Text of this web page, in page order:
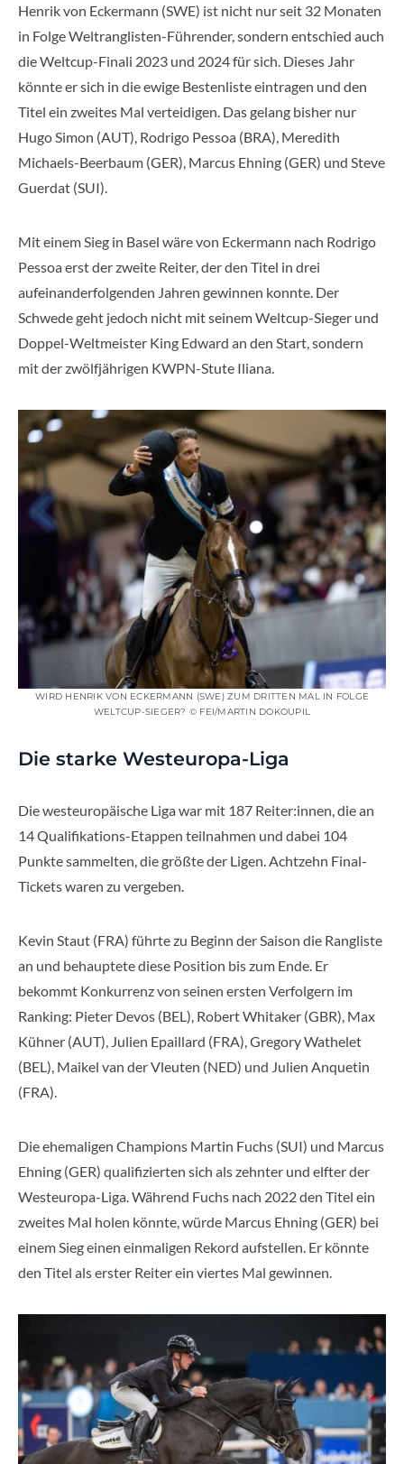
Henrik von Eckermann (SWE) ist nicht nur seit 32 Monaten
in Folge Weltranglisten-Führender, sondern entschied auch
die Weltcup-Finali 2023 und 2024 für sich. Dieses Jahr
könnte er sich in die ewige Bestenliste eintragen und den
Titel ein zweites Mal verteidigen. Das gelang bisher nur
Hugo Simon (AUT), Rodrigo Pessoa (BRA), Meredith
Michaels-Beerbaum (GER), Marcus Ehning (GER) und Steve
Guerdat (SUI).
Mit einem Sieg in Basel wäre von Eckermann nach Rodrigo
Pessoa erst der zweite Reiter, der den Titel in drei
aufeinanderfolgenden Jahren gewinnen konnte. Der
Schwede geht jedoch nicht mit seinem Weltcup-Sieger und
Doppel-Weltmeister King Edward an den Start, sondern
mit der zwölfjährigen KWPN-Stute Iliana.
WIRD HENRIK VON ECKERMANN (SWE) ZUM DRITTEN MAL IN FOLGE
WELTCUP-SIEGER? © FEI/MARTIN DOKOUPIL
Die starke Westeuropa-Liga
Die westeuropäische Liga war mit 187 Reiter:innen, die an
14 Qualifikations-Etappen teilnahmen und dabei 104
Punkte sammelten, die größte der Ligen. Achtzehn Final-
Tickets waren zu vergeben.
Kevin Staut (FRA) führte zu Beginn der Saison die Rangliste
an und behauptete diese Position bis zum Ende. Er
bekommt Konkurrenz von seinen ersten Verfolgern im
Ranking: Pieter Devos (BEL), Robert Whitaker (GBR), Max
Kühner (AUT), Julien Epaillard (FRA), Gregory Wathelet
(BEL), Maikel van der Vleuten (NED) und Julien Anquetin
(FRA).
Die ehemaligen Champions Martin Fuchs (SUI) und Marcus
Ehning (GER) qualifizierten sich als zehnter und elfter der
Westeuropa-Liga. Während Fuchs nach 2022 den Titel ein
zweites Mal holen könnte, würde Marcus Ehning (GER) bei
einem Sieg einen einmaligen Rekord aufstellen. Er könnte
den Titel als erster Reiter ein viertes Mal gewinnen.